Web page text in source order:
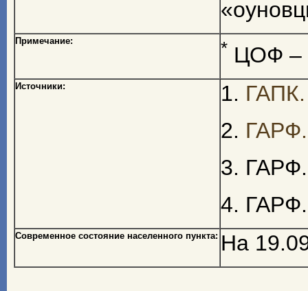
Примечание: * ЦОФ –
Источники: 1.
2.
3.
4.
Современное состояние населенного пункта: На